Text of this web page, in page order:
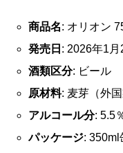
商品名: オリオン
発売日 : 2026年1月
酒類区分: ビール
原材料: 麦芽（外
アルコール分: 5.5
パッケージ: 350ml